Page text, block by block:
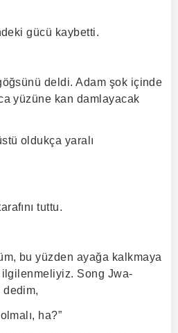
gücü kaybetti.
deldi. Adam şok içinde
yüzüne kan damlayacak
oldukça yaralı
tuttu.
bu yüzden ayağa kalkmaya
ilgilenmeliyiz. Song Jwa-
dedim,
ha?”